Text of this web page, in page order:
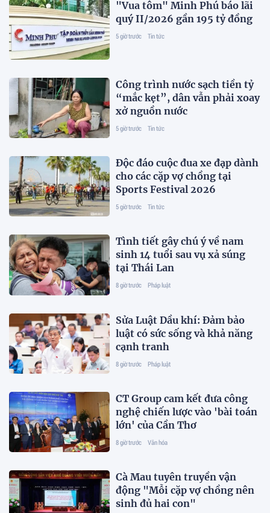
"Vua tôm" Minh Phú báo lãi
quý II/2026 gần 195 tỷ đồng
5 giờ trước Tin tức
Công trình nước sạch tiền tỷ
“mắc kẹt”, dân vẫn phải xoay
xở nguồn nước
5 giờ trước Tin tức
Độc đáo cuộc đua xe đạp dành
cho các cặp vợ chồng tại
Sports Festival 2026
5 giờ trước Tin tức
Tình tiết gây chú ý về nam
sinh 14 tuổi sau vụ xả súng
tại Thái Lan
8 giờ trước Pháp luật
Sửa Luật Dầu khí: Đảm bảo
luật có sức sống và khả năng
cạnh tranh
8 giờ trước Pháp luật
CT Group cam kết đưa công
nghệ chiến lược vào 'bài toán
lớn' của Cần Thơ
8 giờ trước Văn hóa
Cà Mau tuyên truyền vận
động "Mỗi cặp vợ chồng nên
sinh đủ hai con"